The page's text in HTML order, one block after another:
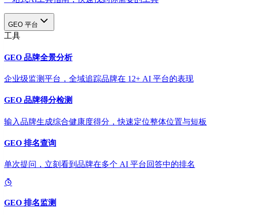
GEO 平台
工具
GEO 品牌全景分析
企业级监测平台，全域追踪品牌在 12+ AI 平台的表现
GEO 品牌得分检测
输入品牌生成综合健康度得分，快速定位整体位置与短板
GEO 排名查询
单次提问，立刻看到品牌在多个 AI 平台回答中的排名
GEO 排名监测